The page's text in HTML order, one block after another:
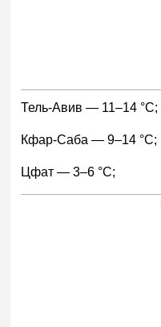
Тель-Авив — 11–14 °С;
Кфар-Саба — 9–14 °С;
Цфат — 3–6 °С;